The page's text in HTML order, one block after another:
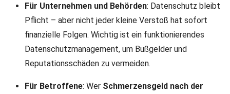
Für Unternehmen und Behörden: Datenschutz bleibt
Pflicht – aber nicht jeder kleine Verstoß hat sofort
finanzielle Folgen. Wichtig ist ein funktionierendes
Datenschutzmanagement, um Bußgelder und
Reputationsschäden zu vermeiden.
Für Betroffene: Wer Schmerzensgeld nach der